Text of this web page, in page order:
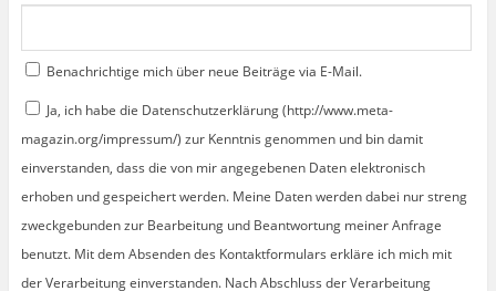
Benachrichtige mich über neue Beiträge via E-Mail.
Ja, ich habe die Datenschutzerklärung (http://www.meta-
magazin.org/impressum/) zur Kenntnis genommen und bin damit
einverstanden, dass die von mir angegebenen Daten elektronisch
erhoben und gespeichert werden. Meine Daten werden dabei nur streng
zweckgebunden zur Bearbeitung und Beantwortung meiner Anfrage
benutzt. Mit dem Absenden des Kontaktformulars erkläre ich mich mit
der Verarbeitung einverstanden. Nach Abschluss der Verarbeitung